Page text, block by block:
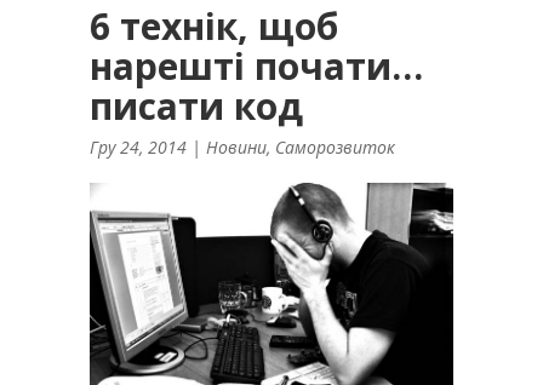
6 технік, щоб
нарешті почати…
писати код
Гру 24, 2014 | Новини, Саморозвиток